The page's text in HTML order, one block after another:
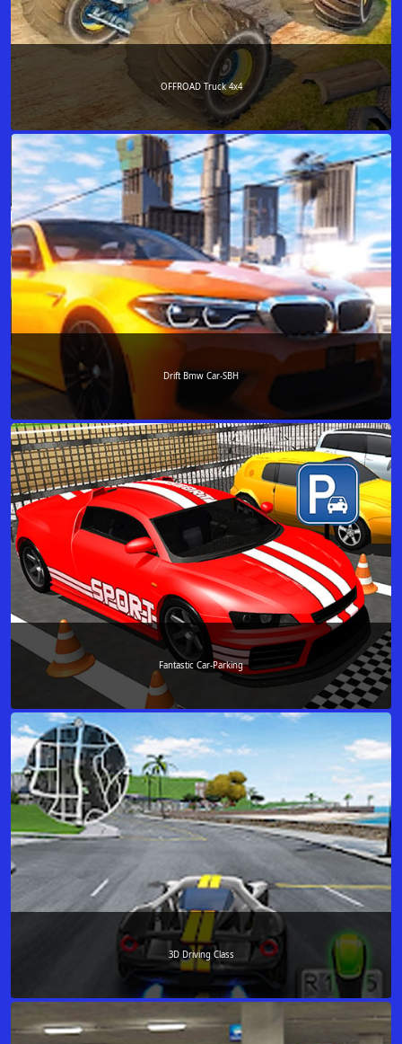
OFFROAD Truck 4x4
Drift Bmw Car-SBH
Fantastic Car-Parking
3D Driving Class